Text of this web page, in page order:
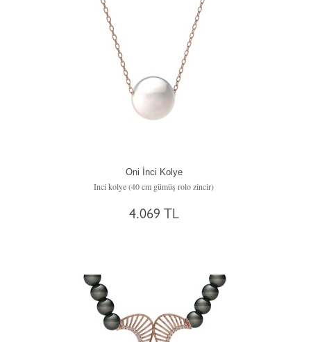
Oni İnci Kolye
Inci kolye (40 cm gümüş rolo zincir)
4.069 TL